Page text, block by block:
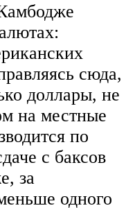
сюда,
доллары, не
на местные
по
с баксов
за
одного